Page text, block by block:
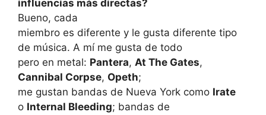
influencias más directas?
Bueno, cada
miembro es diferente y le gusta diferente tipo
de música. A mí me gusta de todo
pero en metal: Pantera, At The Gates,
Cannibal Corpse, Opeth;
me gustan bandas de Nueva York como Irate
o Internal Bleeding; bandas de